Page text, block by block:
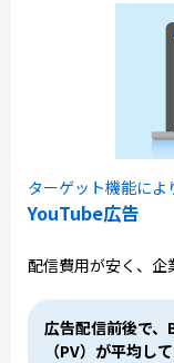
ターゲット機能に
YouTube広告
配信費用が安く、企
広告配信前後で
（PV）が平均し